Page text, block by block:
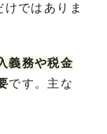
ではありま
義務や税金
です。主な